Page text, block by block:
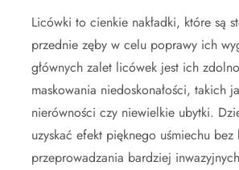
Licówki to cienkie nakładki, które są
przednie zęby w celu poprawy ich
głównych zalet licówek jest ich
maskowania niedoskonałości, takich
nierówności czy niewielkie ubytki.
uzyskać efekt pięknego uśmiechu bez
przeprowadzania bardziej